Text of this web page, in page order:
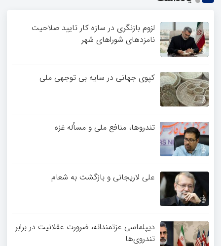
لزوم بازنگری در سازه کار تایید صلاحیت
نامزدهای شوراهای شهر
کپوی جهانی در سایه بی توجهی ملی
تندروها، منافع ملی و مسأله غزه
علی لاریجانی و بازگشت به شعام
دیپلماسی عزتمندانه، ضرورت عقلانیت در برابر
تندروی‌ها